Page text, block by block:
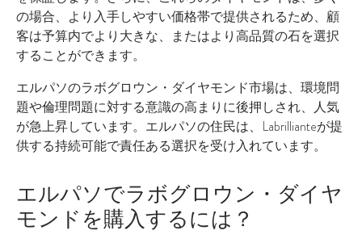
の場合、より入手しやすい価格帯で提供されるため、顧
客は予算内でより大きな、またはより高品質の石を選択
することができます。
エルパソのラボグロウン・ダイヤモンド市場は、環境問
題や倫理問題に対する意識の高まりに後押しされ、人気
が急上昇しています。エルパソの住民は、Labrillianteが提
供する持続可能で責任ある選択を受け入れています。
エルパソでラボグロウン・ダイヤ
モンドを購入するには？